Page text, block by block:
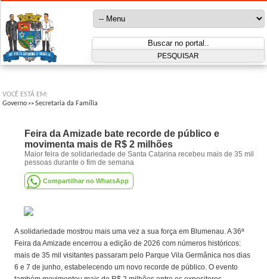
VOCÊ ESTÁ EM:
Governo >>Secretaria da Família
Feira da Amizade bate recorde de público e
movimenta mais de R$ 2 milhões
Maior feira de solidariedade de Santa Catarina recebeu mais de 35 mil
pessoas durante o fim de semana
Compartilhar no WhatsApp
A solidariedade mostrou mais uma vez a sua força em Blumenau. A 36ª
Feira da Amizade encerrou a edição de 2026 com números históricos:
mais de 35 mil visitantes passaram pelo Parque Vila Germânica nos dias
6 e 7 de junho, estabelecendo um novo recorde de público. O evento